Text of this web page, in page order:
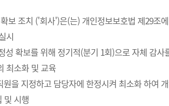
보 조치 ('회사')은(는) 개인정보보호법 제29
시
성 확보를 위해 정기적(분기 1회)으로 자체 감사
최소화 및 교육
을 지정하고 담당자에 한정시켜 최소화 하여
및 시행